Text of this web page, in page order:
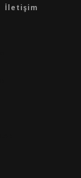
İletişim